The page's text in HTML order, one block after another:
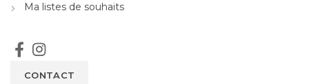
Ma listes de souhaits
CONTACT